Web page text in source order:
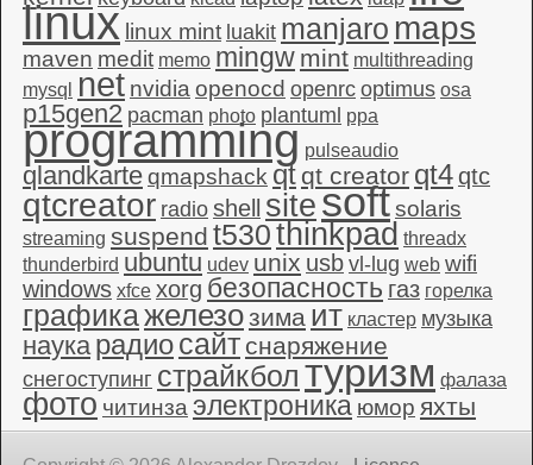
linux linux mint luakit manjaro maps
maven medit memo mingw mint multithreading
mysql
net nvidia openocd openrc optimus osa
p15gen2 pacman photo plantuml ppa
programming pulseaudio
qlandkarteqmapshack qt qt creator qt4qtc
qtcreator radio shell sitesoftsolaris
streaming suspend t530thinkpad threadx
thunderbird ubuntu udev unix usb vl-lug web wifi
windows xfce xorg безопасность газ горелка
графикажелезозима ит кластер музыка
наука радиосайт снаряжение
снегоступинг страйкбол туризм фалаза
фото читинза электроника юмор яхты